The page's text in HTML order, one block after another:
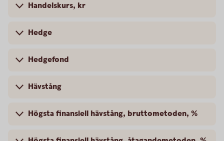
Handelskurs, kr
Hedge
Hedgefond
Hävstång
Högsta finansiell hävstång, bruttometoden, %